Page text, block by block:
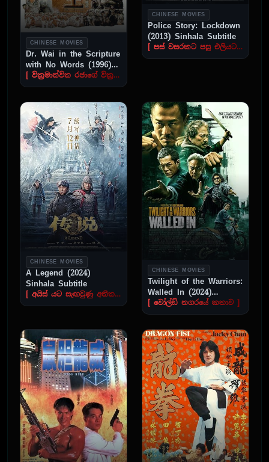
CHINESE MOVIES
Dr. Wai in the Scripture
with No Words (1996)
Sinhala Subtitle
[ වික්‍රමාන්විත රජාගේ වික්‍රමය ]
CHINESE MOVIES
Police Story: Lockdown
(2013) Sinhala Subtitle
[ පස් වසරකට පසු එලියට ආ සත්‍යය ]
CHINESE MOVIES
A Legend (2024)
Sinhala Subtitle
[ අයිස් යට සැඟවුණු අතීත ආදරයක් සොයා ]
CHINESE MOVIES
Twilight of the Warriors:
Walled In (2024)
Sinhala Subtitle
[ වෝල්ඩ් නගරයේ කතාව ]